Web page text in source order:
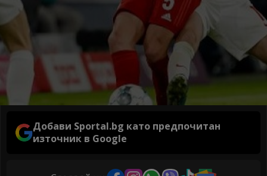
Добави Sportal.bg като предпочитан
източник в Google